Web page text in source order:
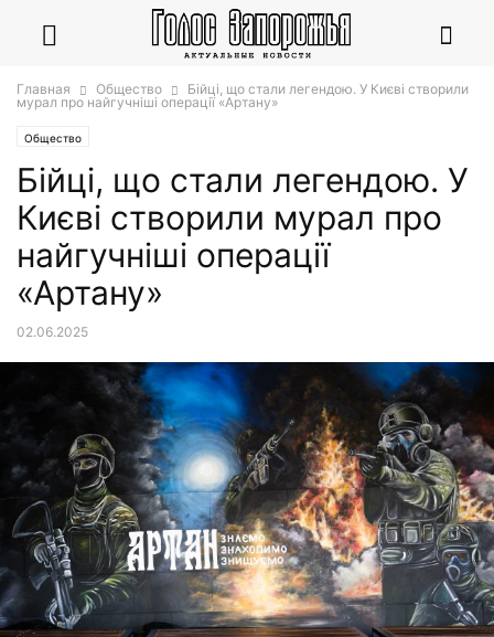
Главная Общество
Бійці, що стали легендою. У Києві створили
мурал про найгучніші операції «Артану»
Общество
Бійці, що стали легендою. У
Києві створили мурал про
найгучніші операції
«Артану»
02.06.2025